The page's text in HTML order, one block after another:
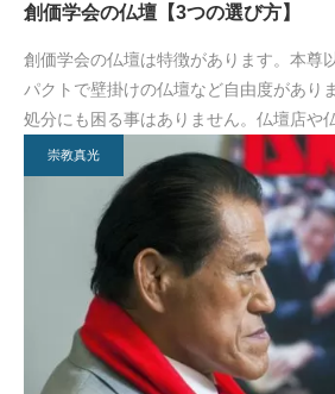
創価学会の仏壇【3つの選び方】
創価学会の仏壇は特徴があります。本尊
パクトで壁掛けの仏壇など自由度があり
処分にも困る事はありません。仏壇店や
崇教真光